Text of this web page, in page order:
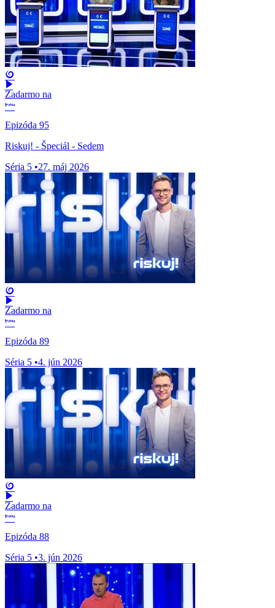
Zadarmo na
Epizóda 95
Riskuj! - Špeciál - Sedem
Séria 5 •27. máj 2026
Zadarmo na
Epizóda 89
Séria 5 •4. jún 2026
Zadarmo na
Epizóda 88
Séria 5 •3. jún 2026